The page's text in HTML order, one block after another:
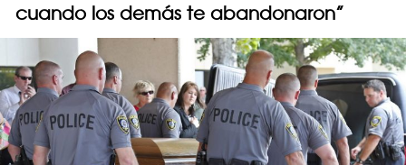
cuando los demás te abandonaron”